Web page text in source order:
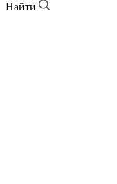
Найти